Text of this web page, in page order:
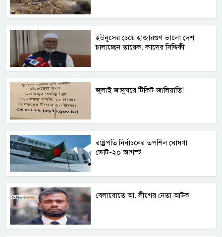
ইউনূসের চেয়ে হাজারগুণ ভালো দেশ
চালাচ্ছেন তারেক: কাদের সিদ্দিকী
জুলাই জাদুঘরে টিকিট জালিয়াতি!
রাষ্ট্রপতি নির্বাচনের তপশিল ঘোষণা
ভোট-২০ আগস্ট
বেলাবোতে আ. লীগের নেতা আটক